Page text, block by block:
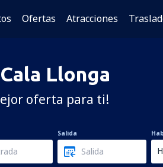
Ofertas Atracciones
Cala Llonga
oferta para ti!
Salida